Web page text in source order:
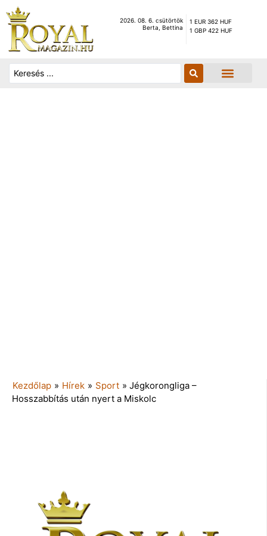
2026. 08. 6. csütörtök
Berta, Bettina
1 EUR 362 HUF
1 GBP 422 HUF
Kezdőlap » Hírek » Sport » Jégkorongliga –
Hosszabbítás után nyert a Miskolc